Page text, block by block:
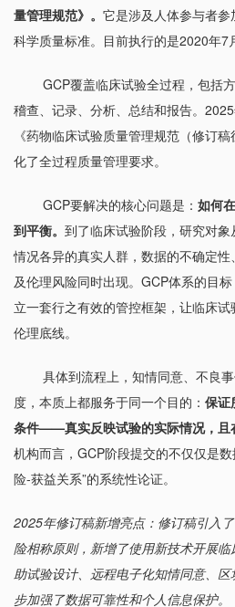
量管理规范》。 它是涉及人体参与者
科学质量标准。目前执行的是2020年7
GCP覆盖临床试验全过程，包括
稽查、记录、分析、总结和报告。
《药物临床试验质量管理规范（修订
化了全过程质量管理要求。
GCP要解决的核心问题是： 如何
到平衡。 到了临床试验阶段，研究对
情况各异的真实人群，数据的不确定
及伦理风险同时出现。GCP体系的目
立一套行之有效的管控框架，让临床
伦理底线。
具体到流程上，知情同意、不良
度，本质上都服务于同一个目的： 保证
条件——真实反映试验的实际情况，且
机构而言，GCP阶段提交的不仅仅是
险-获益关系”的系统性论证。
2025年修订稿新增亮点：修订稿引入
险相称原则，新增了使用新技术开展
助试验设计、远程电子化知情同意、
步加强了数据可靠性和个人信息保护。